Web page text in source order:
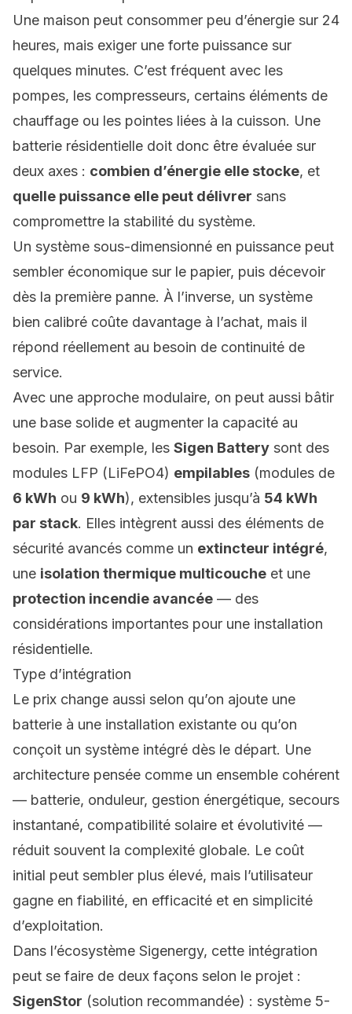
Une maison peut consommer peu d’énergie sur 24
heures, mais exiger une forte puissance sur
quelques minutes. C’est fréquent avec les
pompes, les compresseurs, certains éléments de
chauffage ou les pointes liées à la cuisson. Une
batterie résidentielle doit donc être évaluée sur
deux axes : combien d’énergie elle stocke, et
quelle puissance elle peut délivrer sans
compromettre la stabilité du système.
Un système sous-dimensionné en puissance peut
sembler économique sur le papier, puis décevoir
dès la première panne. À l’inverse, un système
bien calibré coûte davantage à l’achat, mais il
répond réellement au besoin de continuité de
service.
Avec une approche modulaire, on peut aussi bâtir
une base solide et augmenter la capacité au
besoin. Par exemple, les Sigen Battery sont des
modules LFP (LiFePO4) empilables (modules de
6 kWh ou 9 kWh), extensibles jusqu’à 54 kWh
par stack. Elles intègrent aussi des éléments de
sécurité avancés comme un extincteur intégré,
une isolation thermique multicouche et une
protection incendie avancée — des
considérations importantes pour une installation
résidentielle.
Type d’intégration
Le prix change aussi selon qu’on ajoute une
batterie à une installation existante ou qu’on
conçoit un système intégré dès le départ. Une
architecture pensée comme un ensemble cohérent
— batterie, onduleur, gestion énergétique, secours
instantané, compatibilité solaire et évolutivité —
réduit souvent la complexité globale. Le coût
initial peut sembler plus élevé, mais l’utilisateur
gagne en fiabilité, en efficacité et en simplicité
d’exploitation.
Dans l’écosystème Sigenergy, cette intégration
peut se faire de deux façons selon le projet :
SigenStor (solution recommandée) : système 5-